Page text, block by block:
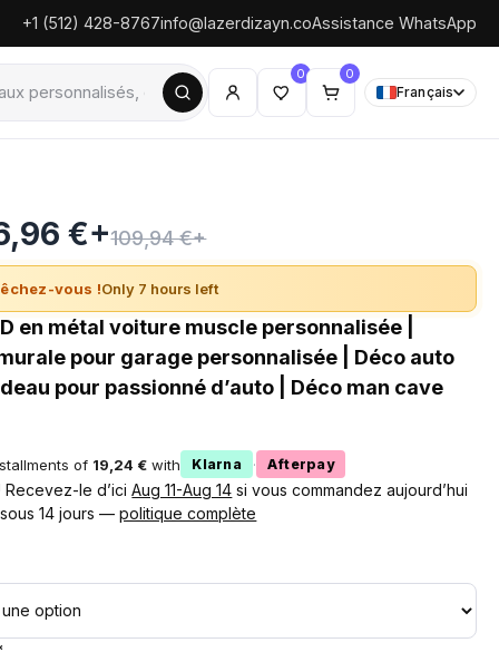
+1 (512) 428-8767info@lazerdizayn.coAssistance WhatsApp
0 0
Français
€+109,94 €+
vous !Only 7 hours left
en métal voiture muscle personnalisée |
pour garage personnalisée | Déco auto
pour passionné d’auto | Déco man cave
of 19,24 € with Klarna · Afterpay
Recevez-le d’iciAug 11-Aug 14 si vous commandez aujourd’hui
14 jours —politique complète